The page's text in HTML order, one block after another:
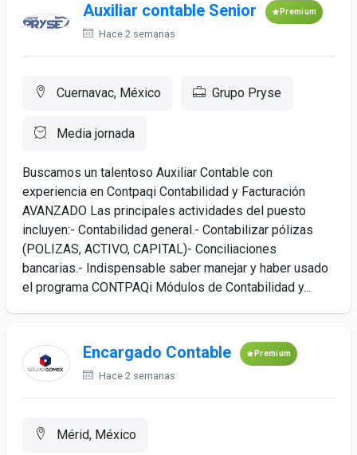
Auxiliar contable Senior Premium
Hace 2 semanas
Cuernavac, México Grupo Pryse
Media jornada
Buscamos un talentoso Auxiliar Contable con
experiencia en Contpaqi Contabilidad y Facturación
AVANZADO Las principales actividades del puesto
incluyen:- Contabilidad general.- Contabilizar pólizas
(POLIZAS, ACTIVO, CAPITAL)- Conciliaciones
bancarias.- Indispensable saber manejar y haber usado
el programa CONTPAQi Módulos de Contabilidad y...
Encargado Contable Premium
Hace 2 semanas
Mérid, México